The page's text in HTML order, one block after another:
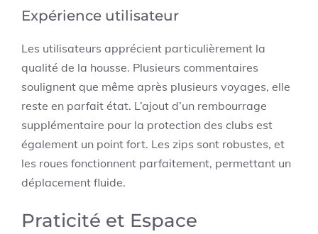
Expérience utilisateur
Les utilisateurs apprécient particulièrement la
qualité de la housse. Plusieurs commentaires
soulignent que même après plusieurs voyages, elle
reste en parfait état. L’ajout d’un rembourrage
supplémentaire pour la protection des clubs est
également un point fort. Les zips sont robustes, et
les roues fonctionnent parfaitement, permettant un
déplacement fluide.
Praticité et Espace